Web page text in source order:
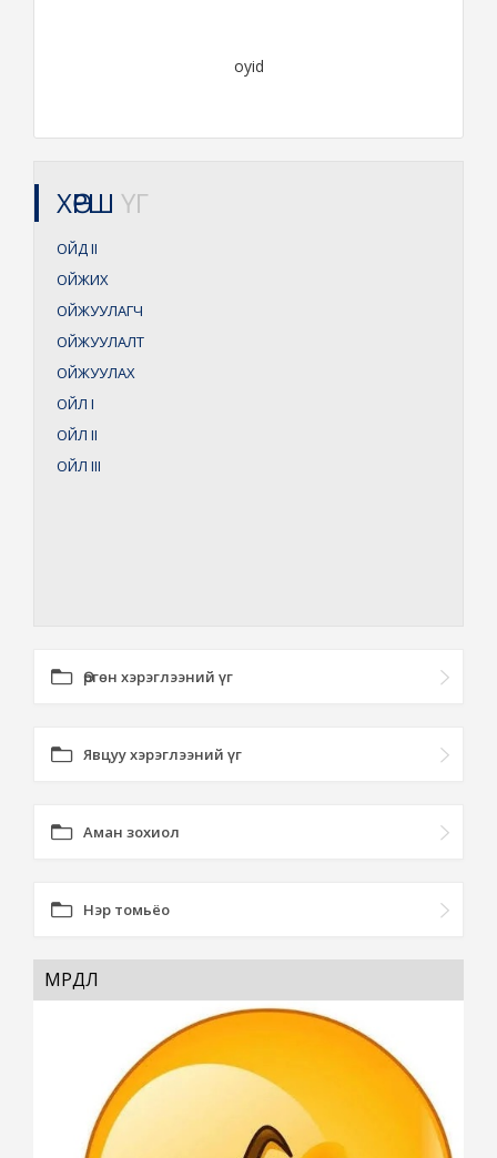
oyid
ХӨРШ ҮГ
ОЙДII
ОЙЖИХ
ОЙЖУУЛАГЧ
ОЙЖУУЛАЛТ
ОЙЖУУЛАХ
ОЙЛ I
ОЙЛ II
ОЙЛ III
Өргөн хэрэглээний үг
Явцуу хэрэглээний үг
Аман зохиол
Нэр томьёо
МӨРӨӨДӨЛ